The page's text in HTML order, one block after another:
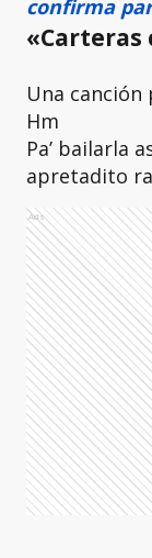
confirma
«Carteras
Una canción
Hm
Pa’ bailarla
apretadito
Ads